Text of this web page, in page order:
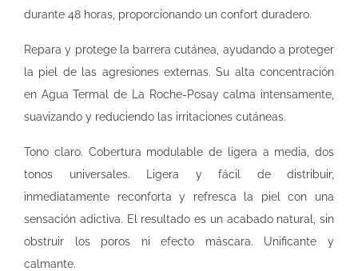
durante 48 horas, proporcionando un confort duradero.
Repara y protege la barrera cutánea, ayudando a proteger
la piel de las agresiones externas. Su alta concentración
en Agua Termal de La Roche-Posay calma intensamente,
suavizando y reduciendo las irritaciones cutáneas.
Tono claro. Cobertura modulable de ligera a media, dos
tonos universales. Ligera y fácil de distribuir,
inmediatamente reconforta y refresca la piel con una
sensación adictiva. El resultado es un acabado natural, sin
obstruir los poros ni efecto máscara. Unificante y
calmante.